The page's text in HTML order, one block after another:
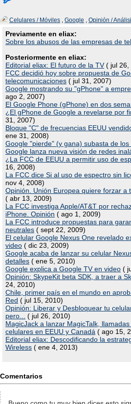
Celulares / Móviles , Google , Opinión /
Previamente en eliax:
Sobre los abusos de las empresas de
Posteriormente en eliax:
Editorial eliax: El futuro de la TV( jul 26,
FCC decidió hoy sobre propuesta de
telecomunicaciones ( jul 31, 2007)
Google mostrando su "gPhone" a
ago 2, 2007)
El Google Phone (gPhone) en dos
¿El gPhone de Google a revelarse por
31, 2007)
Bloque "C" de frecuencias EEUU
ene 31, 2008)
Google "pierde" (y gana) subasta de los
Google lanza nueva visión de redes
¿La FCC de EEUU a permitir uso de
16, 2008)
La FCC dice Si al uso de espectro sin
nov 4, 2008)
Opinión. Unión Europea quiere forzar a
( abr 13, 2009)
La FCC investiga Apple/AT&T por
iPhone. Opinión ( ago 1, 2009)
La FCC introduce propuestas para
neutrales ( sept 22, 2009)
El celular Google Nexus One revelado
video ( dic 23, 2009)
Google acaba de lanzar su celular
detalles ( ene 5, 2010)
Google explica a Google TV en video (
Opinión: SkypeKit beta SDK, a traer a
24, 2010)
Chile, primer país en el mundo en
Red ( jul 15, 2010)
Opinión: Liberar y Desbloquear tu
pero...
( jul 26, 2010)
MagicJack a lanzar MagicTalk,
celulares en EEUU y Canadá ( ago 15,
Editorial eliax: Descodificando la
Wireless ( ene 4, 2013)
Comentarios